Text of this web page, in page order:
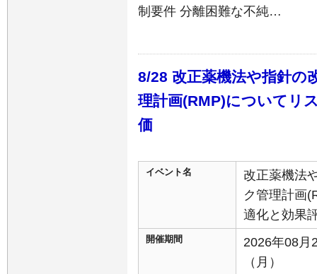
制要件 分離困難な不純…
8/28 改正薬機法や指針の
理計画(RMP)についてリ
価
イベント名
改正薬機法
ク管理計画
適化と効果
開催期間
2026年08月
（月）